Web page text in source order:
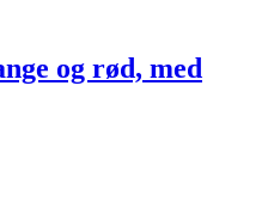
og rød, med